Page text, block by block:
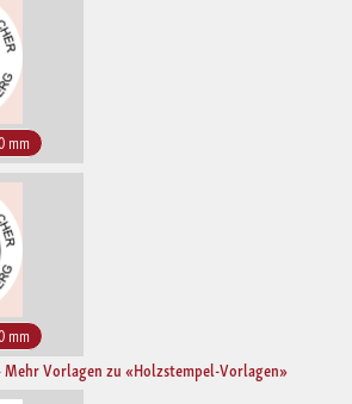
mm
mm
Mehr Vorlagen zu «Holzstempel-Vorlagen»